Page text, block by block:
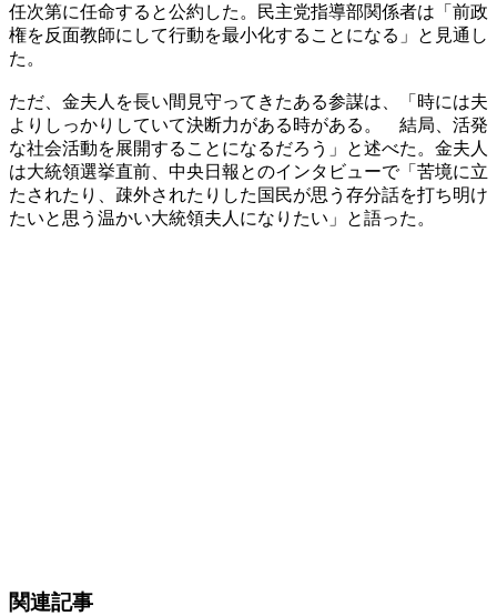
任次第に任命すると公約した。民主党指導部関係者は「前政
権を反面教師にして行動を最小化することになる」と見通し
た。
ただ、金夫人を長い間見守ってきたある参謀は、「時には夫
よりしっかりしていて決断力がある時がある。 結局、活発
な社会活動を展開することになるだろう」と述べた。金夫人
は大統領選挙直前、中央日報とのインタビューで「苦境に立
たされたり、疎外されたりした国民が思う存分話を打ち明け
たいと思う温かい大統領夫人になりたい」と語った。
関連記事